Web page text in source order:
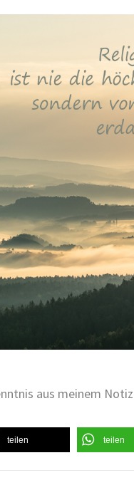
aus meinem
teilen teilen